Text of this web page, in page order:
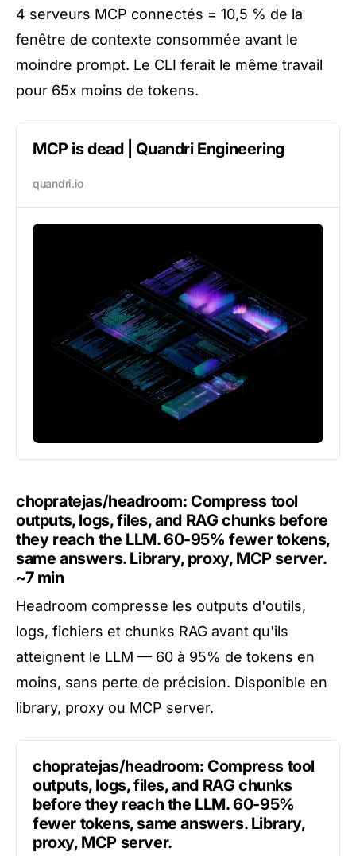
4 serveurs MCP connectés = 10,5 % de la
fenêtre de contexte consommée avant le
moindre prompt. Le CLI ferait le même travail
pour 65x moins de tokens.
MCP is dead | Quandri Engineering
quandri.io
chopratejas/headroom: Compress tool
outputs, logs, files, and RAG chunks before
they reach the LLM. 60-95% fewer tokens,
same answers. Library, proxy, MCP server.
~7 min
Headroom compresse les outputs d'outils,
logs, fichiers et chunks RAG avant qu'ils
atteignent le LLM — 60 à 95% de tokens en
moins, sans perte de précision. Disponible en
library, proxy ou MCP server.
chopratejas/headroom: Compress tool
outputs, logs, files, and RAG chunks
before they reach the LLM. 60-95%
fewer tokens, same answers. Library,
proxy, MCP server.